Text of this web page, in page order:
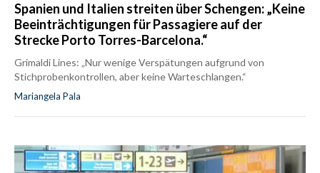
Spanien und Italien streiten über Schengen: „Keine
Beeinträchtigungen für Passagiere auf der
Strecke Porto Torres-Barcelona.“
Grimaldi Lines: „Nur wenige Verspätungen aufgrund von
Stichprobenkontrollen, aber keine Warteschlangen.“
Mariangela Pala